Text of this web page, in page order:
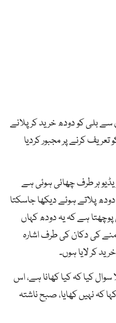
بلی کو دودھ خرید کرپلانے
کرنے پر مجبور کردیا
ہر طرف چھائی ہوئی ہے
پلاتے ہوئے دیکھا جاسکتا
ہے کہ یہ دودھ کہاں
کی دکان کی طرف اشارہ
کر لایا ہوں۔
کیا کہ کیا کھانا ہے، اس
کہ نہیں کھایا، صبح ناشتہ